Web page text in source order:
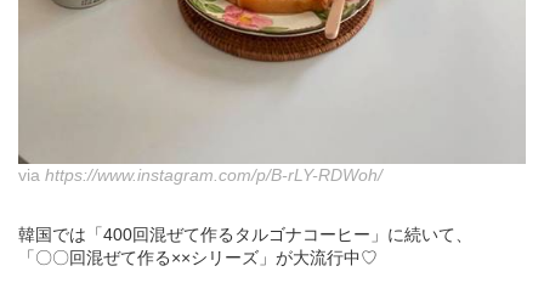
via https://www.instagram.com/p/B-rLY-RDWoh/
韓国では「400回混ぜて作るタルゴナコーヒー」に続いて、
「〇〇回混ぜて作る××シリーズ」が大流行中♡